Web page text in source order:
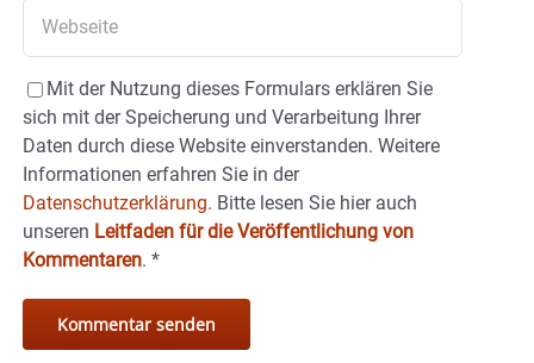
Mit der Nutzung dieses Formulars erklären Sie
sich mit der Speicherung und Verarbeitung Ihrer
Daten durch diese Website einverstanden. Weitere
Informationen erfahren Sie in der
Datenschutzerklärung. Bitte lesen Sie hier auch
unseren Leitfaden für die Veröffentlichung von
Kommentaren. *